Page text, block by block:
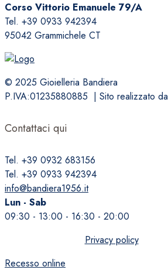
scelte
nella
pagina
Corso Vittorio Emanuele 79/A
Tel. +39 0933 942394
95042 Grammichele CT
© 2025 Gioielleria Bandiera
P.IVA:01235880885 | Sito realizzato da
Contattaci qui
Tel. +39 0932 683156
Tel. +39 0933 942394
info@bandiera1956.it
Lun - Sab
09:30 - 13:00 - 16:30 - 20:00
Privacy policy
Recesso online